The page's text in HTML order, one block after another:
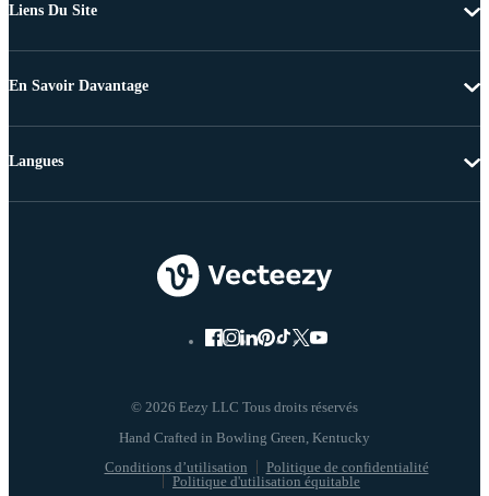
Liens Du Site
En Savoir Davantage
© 2026 Eezy LLC Tous droits réservés
Conditions d’utilisation
Politique de confidentialité
Politique d'utilisation équitable
Langues